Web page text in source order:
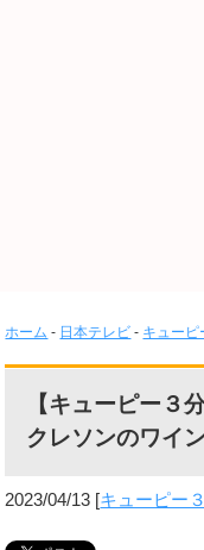
ホーム - 日本テレビ - キューピ
【キューピー３
クレソンのワイ
2023/04/13 [キューピー